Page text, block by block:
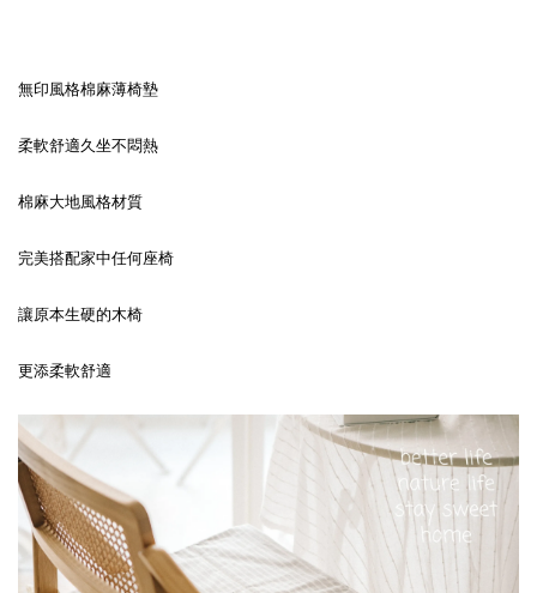
無印風格棉麻薄椅墊
柔軟舒適久坐不悶熱
棉麻大地風格材質
完美搭配家中任何座椅
讓原本生硬的木椅
更添柔軟舒適